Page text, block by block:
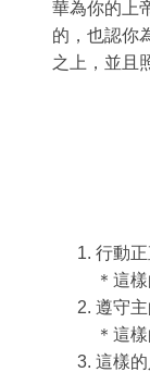
華為你的上
的，也認你
之上，並且
行動正
＊這
遵守
＊這
這樣的